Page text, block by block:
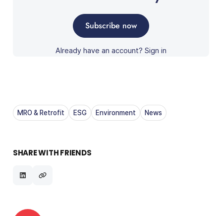
Subscribe now
Already have an account? Sign in
MRO & Retrofit ESG Environment News
SHARE WITH FRIENDS